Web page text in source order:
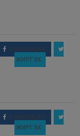
ХУВААЛЦАХ
ЖИРГЭХ
ХУВААЛЦАХ
ЖИРГЭХ